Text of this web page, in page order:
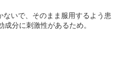
いで、そのまま服用するよう患
分に刺激性があるため。